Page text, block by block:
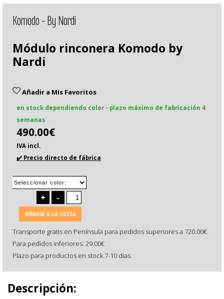
Komodo - By Nardi
Módulo rinconera Komodo by
Nardi
Añadir a Mis Favoritos
en stock dependiendo color - plazo máximo de fabricación 4
semanas
490.00€
IVA incl.
✔️ Precio directo de fábrica
+ -
AÑADIR A LA CESTA
Transporte gratis en Península para pedidos superiores a 720.00€.
Para pedidos inferiores: 29.00€
Plazo para productos en stock 7-10 dias.
Descripción: